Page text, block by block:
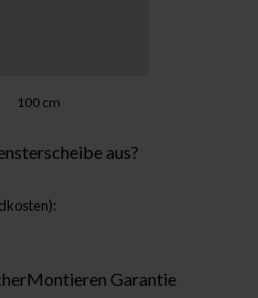
100 cm
aus?
Garantie